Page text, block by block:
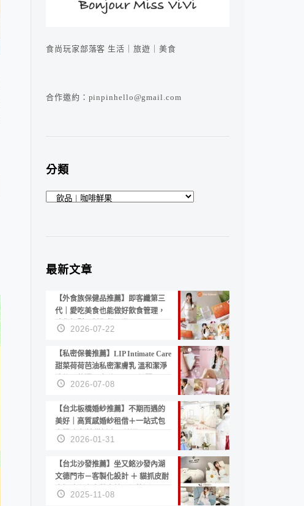
食尚玩家部落客 生活｜旅遊｜美食
合作邀約：pinpinhello@gmail.com
分類
最新文章
【外食族保健品推薦】即客纖第三
代｜愛吃美食也能做好飲食管理，
陪你輕鬆面對聚餐日常！
2026-07-22
【私密保養推薦】LIP Intimate Care
甜菜荷荷芭油私密潔膚乳 溫和潔淨
洗後不乾澀 不起泡反而更舒服！
2026-07-08
【台北板橋婚紗推薦】不期而遇的
美好｜高質感婚紗租借＋一站式包
套服務 新娘備婚省心首選！
2026-01-31
【台北沙發推薦】坐又銘沙發內湖
文德門市－客製化設計 ＋ 貓抓皮耐
磨好清潔｜直營直銷、價格透明
高CP值打造夢想居家風格
2025-11-08